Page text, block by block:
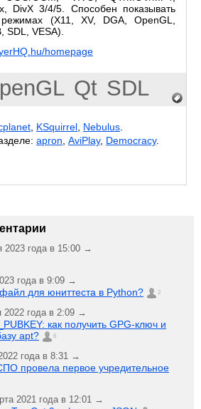
DivX 3/4/5. Способен показывать
(X11, XV, DGA, OpenGL,
SDL, VESA).
homepage
Qt SDL
KSquirrel Nebulus
apron AviPlay, Democracy.
2023 года в 15:00 →
года в 9:09 →
для юниттеста в Python? 2
2022 года в 2:09 →
как получить GPG-ключ и
apt?
6
года в 8:31 →
провела первое учредительное
2021 года в 12:01 →